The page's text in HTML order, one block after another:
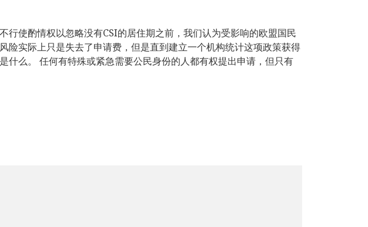
行使酌情权以忽略没有CSI的居住期之前，我们认为受影响的欧盟国民
险实际上只是失去了申请费，但是直到建立一个机构统计这项政策获得
什么。 任何有特殊或紧急需要公民身份的人都有权提出申请，但只有